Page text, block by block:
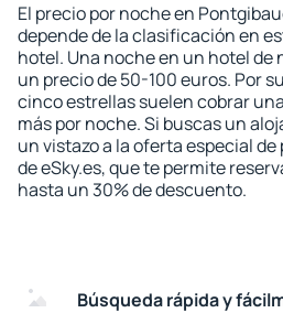
El precio por noche en
depende de la clasificación en
hotel. Una noche en un hotel de
un precio de 50-100 euros. Por
cinco estrellas suelen cobrar
más por noche. Si buscas un
un vistazo a la oferta especial de
de eSky.es, que te permite
hasta un 30% de descuento.
Búsqueda rápida y